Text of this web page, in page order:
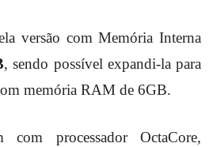
versão com Memória Interna
, sendo possível expandi-la para
memória RAM de 6GB.
com processador OctaCore,